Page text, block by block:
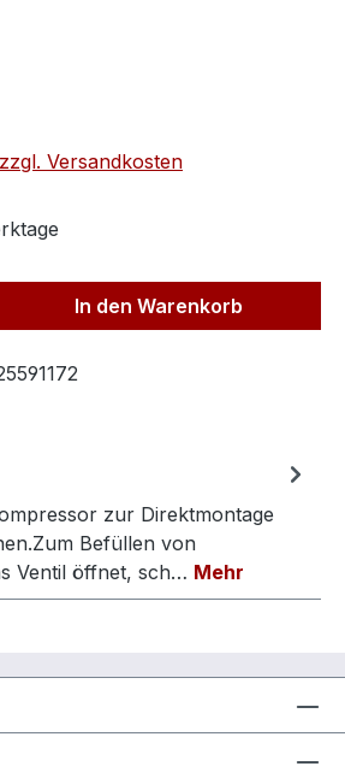
Versandkosten
Gib den
In den Warenkorb
zur Direktmontage
Befüllen von
Ventil öffnet, sch… Mehr